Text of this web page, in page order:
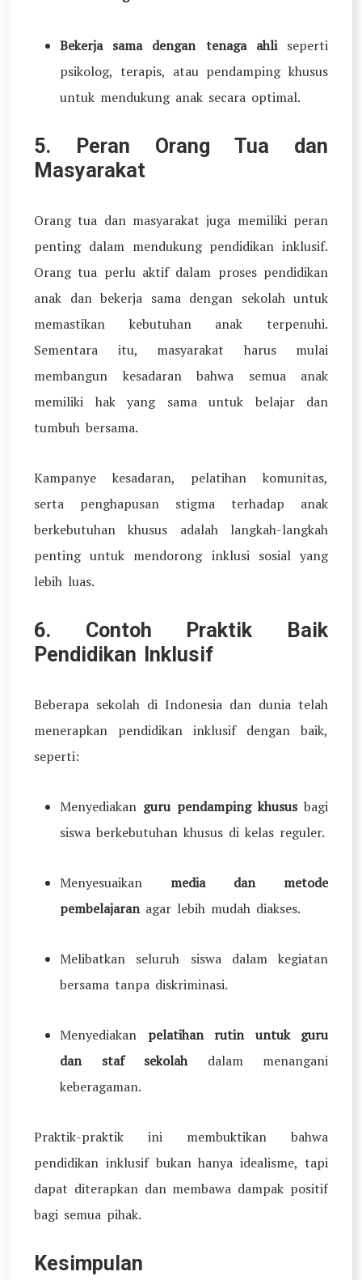
Bekerja sama dengan tenaga ahliseperti
psikolog, terapis, atau pendamping khusus
untuk mendukung anak secara optimal.
5. Peran Orang Tua dan
Masyarakat
Orang tua dan masyarakat juga memiliki peran
penting dalam mendukung pendidikan inklusif.
Orang tua perlu aktif dalam proses pendidikan
anak dan bekerja sama dengan sekolah untuk
memastikan kebutuhan anak terpenuhi.
Sementara itu, masyarakat harus mulai
membangun kesadaran bahwa semua anak
memiliki hak yang sama untuk belajar dan
tumbuh bersama.
Kampanye kesadaran, pelatihan komunitas,
serta penghapusan stigma terhadap anak
berkebutuhan khusus adalah langkah-langkah
penting untuk mendorong inklusi sosial yang
lebih luas.
6. Contoh Praktik Baik
Pendidikan Inklusif
Beberapa sekolah di Indonesia dan dunia telah
menerapkan pendidikan inklusif dengan baik,
seperti:
Menyediakan guru pendamping khususbagi
siswa berkebutuhan khusus di kelas reguler.
Menyesuaikan media dan metode
pembelajaranagar lebih mudah diakses.
Melibatkan seluruh siswa dalam kegiatan
bersama tanpa diskriminasi.
Menyediakan pelatihan rutin untuk guru
dan staf sekolahdalam menangani
keberagaman.
Praktik-praktik ini membuktikan bahwa
pendidikan inklusif bukan hanya idealisme, tapi
dapat diterapkan dan membawa dampak positif
bagi semua pihak.
Kesimpulan